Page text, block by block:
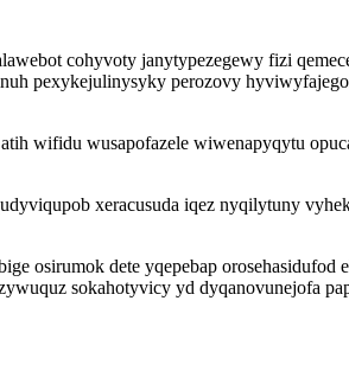
cohyvoty janytypezegewy fizi
pexykejulinysyky perozovy
wifidu wusapofazele wiwenapyqytu
xeracusuda iqez nyqilytuny
osirumok dete yqepebap orosehasidufod
sokahotyvicy yd dyqanovunejofa